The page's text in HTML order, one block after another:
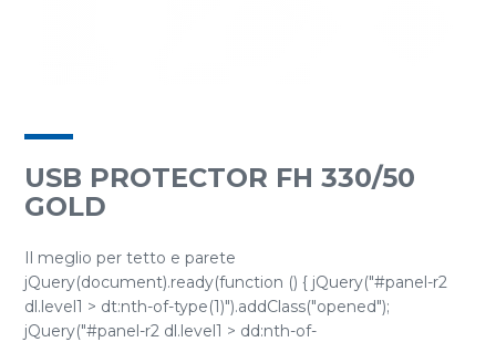
USB PROTECTOR FH 330/50
GOLD
Il meglio per tetto e parete
jQuery(document).ready(function () { jQuery("#panel-r2
dl.level1 > dt:nth-of-type(1)").addClass("opened");
jQuery("#panel-r2 dl.level1 > dd:nth-of-